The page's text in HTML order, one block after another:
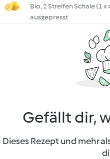
Bio, 2 Streifen Schale (1
ausgepresst
Gefällt dir,
Dieses Rezept und mehr